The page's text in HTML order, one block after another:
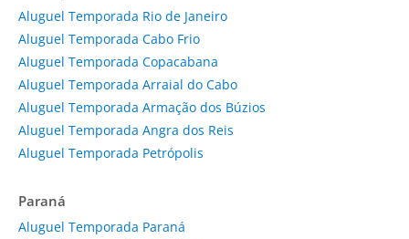
Aluguel Temporada Rio de Janeiro
Aluguel Temporada Cabo Frio
Aluguel Temporada Copacabana
Aluguel Temporada Arraial do Cabo
Aluguel Temporada Armação dos Búzios
Aluguel Temporada Angra dos Reis
Aluguel Temporada Petrópolis
Paraná
Aluguel Temporada Paraná